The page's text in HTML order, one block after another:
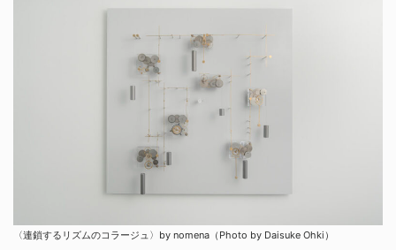
〈連鎖するリズムのコラージュ〉by nomena（Photo by Daisuke Ohki）